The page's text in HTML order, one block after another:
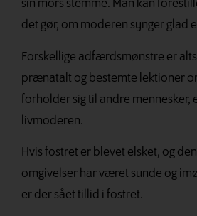
sin mors stemme. Man kan
det gør, om moderen synger glad
Forskellige adfærdsmønstre er
prænatalt og bestemte lektioner
forholder sig til andre
livmoderen.
Hvis fostret er blevet elsket, og
omgivelser har været sunde og
er der sået tillid i fostret.